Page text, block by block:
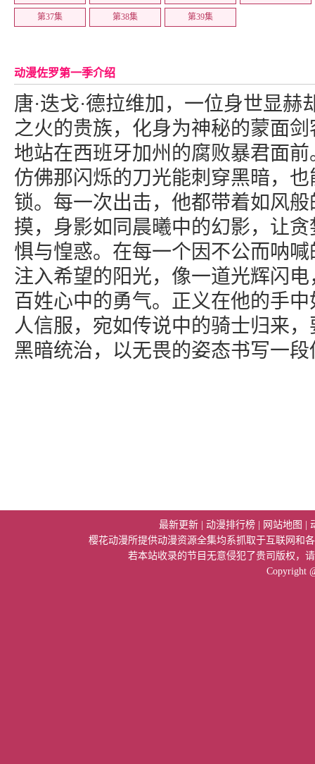
第37集 第38集 第39集
动漫佐罗第一季介绍
唐·迭戈·德拉维加，一位身世显赫
之火的贵族，化身为神秘的蒙面
地站在西班牙加州的腐败暴君面
仿佛那闪烁的刀光能刺穿黑暗，
锁。每一次出击，他都带着如风
摸，身影如同晨曦中的幻影，让
惧与惶惑。在每一个因不公而呐
注入希望的阳光，像一道光辉闪
百姓心中的勇气。正义在他的手
人信服，宛如传说中的骑士归来
黑暗统治，以无畏的姿态书写一段
最新更新 动漫排行榜 网站地图
樱花动漫所提供动漫资源全集均系抓取于互联网和
若本站收录的节目无意侵犯了贵司版权，
Copyright